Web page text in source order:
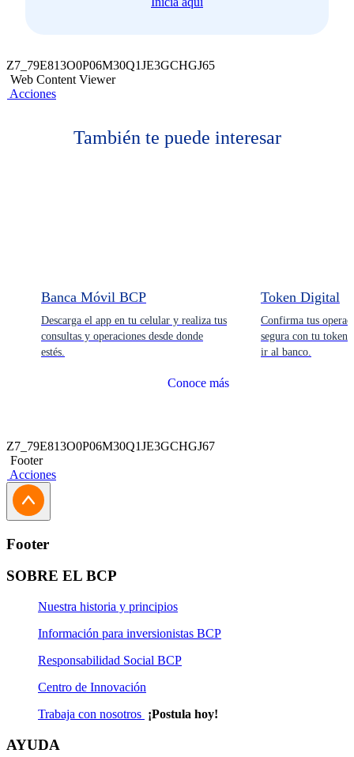
Z7_79E813O0P06M30Q1JE3GCHGJ65
Web Content Viewer
Acciones
También te puede interesar
Banca Móvil BCP
Descarga el app en tu celular y realiza tus
consultas y operaciones desde donde
estés.
Conoce más
Token Digital
Confirma tus
segura con tu
ir al banco.
Z7_79E813O0P06M30Q1JE3GCHGJ67
Footer
Acciones
Footer
SOBRE EL BCP
Nuestra historia y principios
Información para inversionistas BCP
Responsabilidad Social BCP
Centro de Innovación
Trabaja con nosotros ¡Postula hoy!
AYUDA